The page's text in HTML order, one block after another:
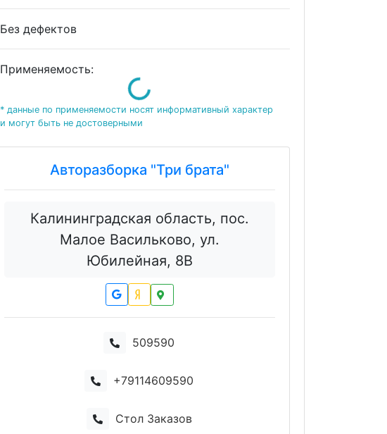
Без дефектов
Применяемость:
Loading...
* данные по применяемости носят информативный характер
и могут быть не достоверными
Авторазборка "Три брата"
Калининградская область, пос.
Малое Васильково, ул.
Юбилейная, 8В
509590
+79114609590
Стол Заказов